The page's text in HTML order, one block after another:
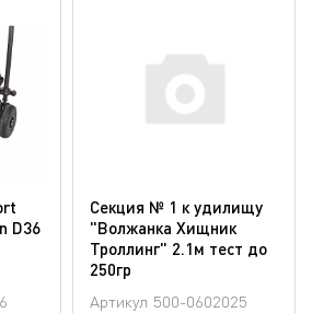
D36
Секция № 1 к удилищу
"Волжанка Хищник
Троллинг" 2.1м тест до
250гр
Артикул 500-0602025